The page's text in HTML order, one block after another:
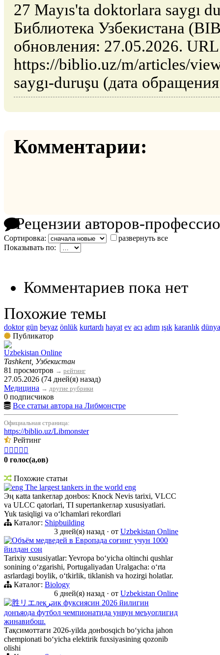
27 Mayıs'ta doktorlara saygı
Библиотека Узбекистана
обновления: 27.05.2026.
https://biblio.uz/m/articles/
saygı-duruşu (дата
Комментарии:
Рецензии авторов-
Сортировка:
развернуть все
Показывать по:
Комментариев пока нет
Похожие темы
doktor gün beyaz önlük kurtardı hayat ev acı adım ışık karanlık dünya
Публикатор
Uzbekistan Online
Tashkent, Узбекистан
81 просмотров → рейтинг
27.05.2026 (74 дней(я) назад)
Медицина → другие рубрики
0 подписчиков
Все статьи автора на Либмонстре
Официальная страница:
https://biblio.uz/Libmonster
Рейтинг
    
0 голос(а,ов)
Похожие статьи
eng The largest tankers in the world eng
Эң кatta tankerлар донbos: Knock Nevis tarixi, VLCC
va ULCC qatorlari, TI supertankerлар xususiyatlari.
Yuk tasiqligi va oʻlchamlari rekordlari
Каталог: Shipbuilding
3 дней(я) назад · от Uzbekistan Online
Объём медведей в Европада соғинг учун 1000
йилдан соң
Tarixiy xususiyatlar: Yevropa boʻyicha oltinchi qushlar
sonining oʻzgarishi, Portugaliyadan Uralgacha: oʻrta
asrlardagi boylik, oʻtkirlik, tiklanish va hozirgi holatlar.
Каталог: Biology
6 дней(я) назад · от Uzbekistan Online
胜リエлекترик фуксиясин 2026 йилигин
донъяода футбол чемпионатида унвун меъyorлигид
жинавибош.
Тақсимоттаги 2026-yilda донbosqich boʻyicha jahon
chempionati boʻyicha elektirik fuxsiyasining qozonib
olishi